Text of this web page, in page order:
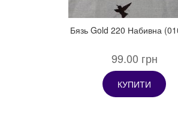
Бязь Gold 220 Набивна
99.00 грн
КУПИТИ